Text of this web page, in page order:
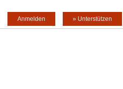
» Unterstützen
Anmelden